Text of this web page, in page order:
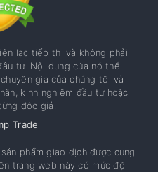
lạc tiếp thị và không phải
tư. Nội dung của nó thể
gia của chúng tôi và
kinh nghiệm đầu tư hoặc
độc giả.
Trade
sản phẩm giao dịch được cung
trang web này có mức độ